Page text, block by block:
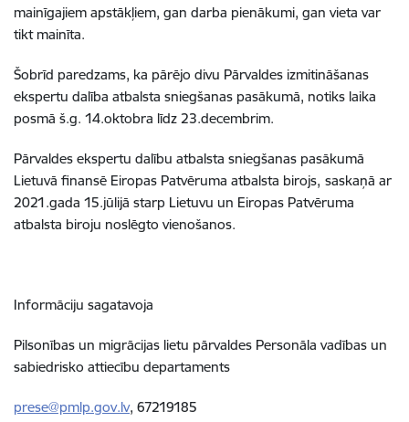
mainīgajiem apstākļiem, gan darba pienākumi, gan vieta var
tikt mainīta.
Šobrīd paredzams, ka pārējo divu Pārvaldes izmitināšanas
ekspertu dalība atbalsta sniegšanas pasākumā, notiks laika
posmā š.g. 14.oktobra līdz 23.decembrim.
Pārvaldes ekspertu dalību atbalsta sniegšanas pasākumā
Lietuvā finansē Eiropas Patvēruma atbalsta birojs, saskaņā ar
2021.gada 15.jūlijā starp Lietuvu un Eiropas Patvēruma
atbalsta biroju noslēgto vienošanos.
Informāciju sagatavoja
Pilsonības un migrācijas lietu pārvaldes Personāla vadības un
sabiedrisko attiecību departaments
prese@pmlp.gov.lv, 67219185